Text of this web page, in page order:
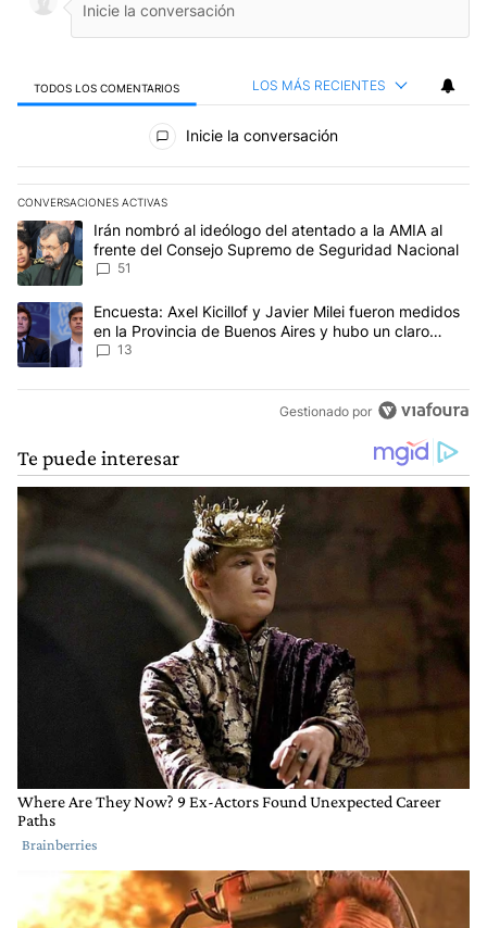
TODOS LOS COMENTARIOS LOS MÁS RECIENTES
Todos los comentarios
Inicie la conversación
CONVERSACIONES ACTIVAS
Este listado muestra los artículos con más comentarios en los
Un artículo de tendencia con el título "Irán nombró al ideólogo
Irán nombró al ideólogo del atentado a la AMIA al
frente del Consejo Supremo de Seguridad Nacional
51
Un artículo de tendencia con el título "Encuesta: Axel Kicillof y
Encuesta: Axel Kicillof y Javier Milei fueron medidos
en la Provincia de Buenos Aires y hubo un claro
ganador
13
Gestionado por